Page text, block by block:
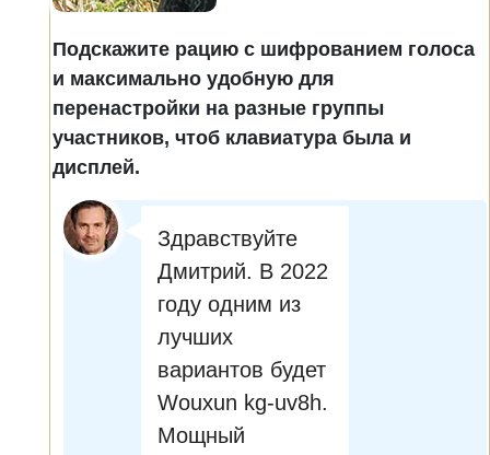
Подскажите рацию с шифрованием голоса
и максимально удобную для
перенастройки на разные группы
участников, чтоб клавиатура была и
дисплей.
Здравствуйте
Дмитрий. В 2022
году одним из
лучших
вариантов будет
Wouxun kg-uv8h.
Мощный